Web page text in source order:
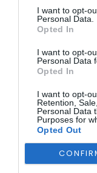
I want to opt-
Personal Data.
Opted In
I want to opt-
Personal Data
Opted In
I want to opt-
Retention,
Personal Data
Purposes for
Opted Out
desportivo,
da manhã e da
almoço nos dias 30
A organização
valor, bebidas
objetos perigosos.
todos os